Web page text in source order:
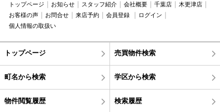
トップページ お知らせ スタッフ紹介 会社概要 千葉店
木更津店
お客様の声
お問合せ 来店予約 会員登録
ログイン
個人情報の取扱い
トップページ 売買物件検索
町名から検索 学区から検索
物件閲覧履歴 検索履歴